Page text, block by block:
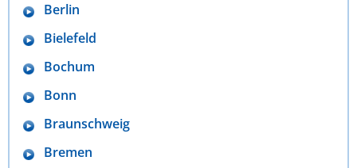
Berlin
Bielefeld
Bochum
Bonn
Braunschweig
Bremen